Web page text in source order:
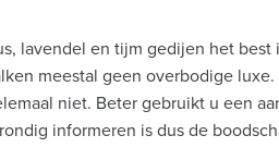
lavendel en tijm gedijen het
meestal geen overbodige
niet. Beter gebruikt u een
informeren is dus de